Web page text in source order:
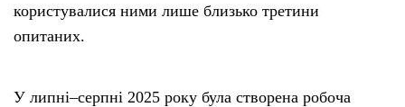
користувалися ними лише близько третини
опитаних.
У липні–серпні 2025 року була створена робоча